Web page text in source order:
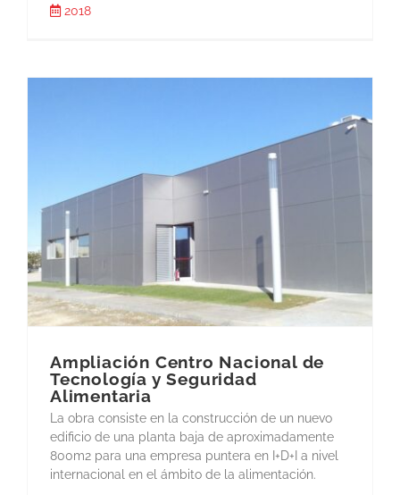
2018
Ampliación Centro Nacional de
Tecnología y Seguridad
Alimentaria
La obra consiste en la construcción de un nuevo
edificio de una planta baja de aproximadamente
800m2 para una empresa puntera en I+D+I a nivel
internacional en el ámbito de la alimentación.